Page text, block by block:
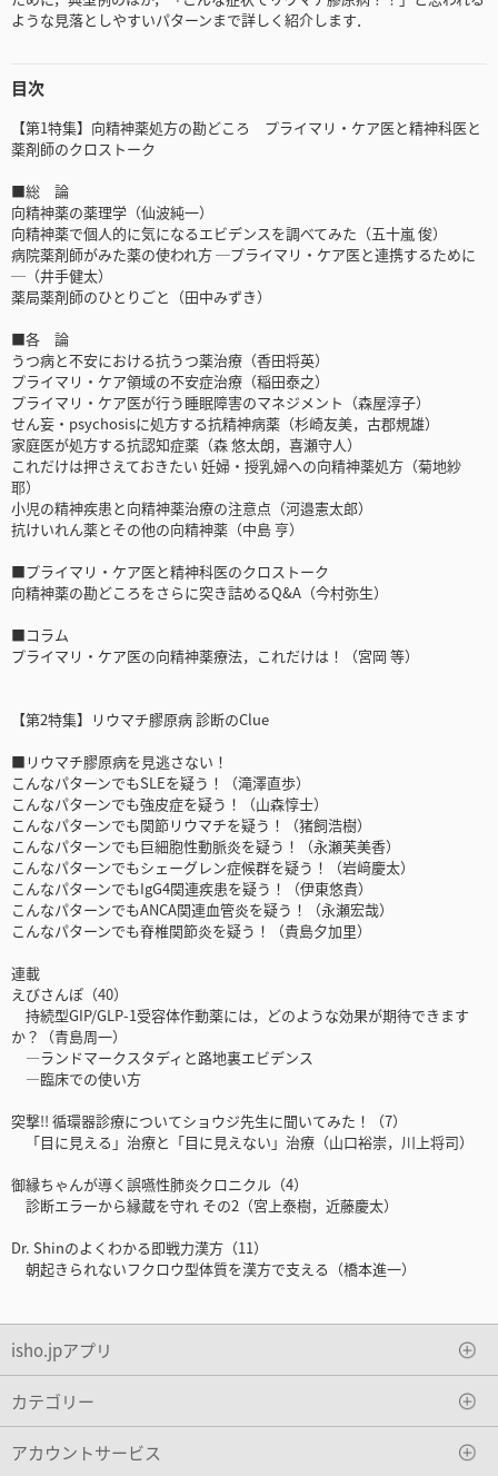
ような見落としやすいパターンまで詳しく紹介します．
目次
【第1特集】向精神薬処方の勘どころ プライマリ・ケア医と精神科医と
薬剤師のクロストーク
■総 論
向精神薬の薬理学（仙波純一）
向精神薬で個人的に気になるエビデンスを調べてみた（五十嵐 俊）
病院薬剤師がみた薬の使われ方 ─プライマリ・ケア医と連携するために
─（井手健太）
薬局薬剤師のひとりごと（田中みずき）
■各 論
うつ病と不安における抗うつ薬治療（香田将英）
プライマリ・ケア領域の不安症治療（稲田泰之）
プライマリ・ケア医が行う睡眠障害のマネジメント（森屋淳子）
せん妄・psychosisに処方する抗精神病薬（杉崎友美，古郡規雄）
家庭医が処方する抗認知症薬（森 悠太朗，喜瀬守人）
これだけは押さえておきたい 妊婦・授乳婦への向精神薬処方（菊地紗
耶）
小児の精神疾患と向精神薬治療の注意点（河邉憲太郎）
抗けいれん薬とその他の向精神薬（中島 亨）
■プライマリ・ケア医と精神科医のクロストーク
向精神薬の勘どころをさらに突き詰めるQ&A（今村弥生）
■コラム
プライマリ・ケア医の向精神薬療法，これだけは！（宮岡 等）
【第2特集】リウマチ膠原病 診断のClue
■リウマチ膠原病を見逃さない！
こんなパターンでもSLEを疑う！（滝澤直歩）
こんなパターンでも強皮症を疑う！（山森惇士）
こんなパターンでも関節リウマチを疑う！（猪飼浩樹）
こんなパターンでも巨細胞性動脈炎を疑う！（永瀬芙美香）
こんなパターンでもシェーグレン症候群を疑う！（岩﨑慶太）
こんなパターンでもIgG4関連疾患を疑う！（伊東悠貴）
こんなパターンでもANCA関連血管炎を疑う！（永瀬宏哉）
こんなパターンでも脊椎関節炎を疑う！（貴島夕加里）
連載
えびさんぽ（40）
持続型GIP/GLP-1受容体作動薬には，どのような効果が期待できます
か？（青島周一）
―ランドマークスタディと路地裏エビデンス
―臨床での使い方
突撃!! 循環器診療についてショウジ先生に聞いてみた！（7）
「目に見える」治療と「目に見えない」治療（山口裕崇，川上将司）
御縁ちゃんが導く誤嚥性肺炎クロニクル（4）
診断エラーから縁蔵を守れ その2（宮上泰樹，近藤慶太）
Dr. Shinのよくわかる即戦力漢方（11）
朝起きられないフクロウ型体質を漢方で支える（橋本進一）
isho.jpアプリ
カテゴリー
アカウントサービス